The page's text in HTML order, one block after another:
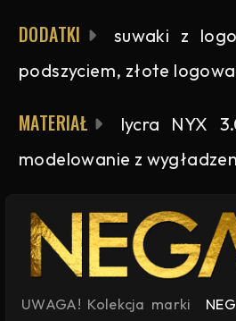
DODATKI
suwaki z
podszyciem, złote
MATERIAŁ
lycra NYX
modelowanie z
UWAGA! Kolekcja marki